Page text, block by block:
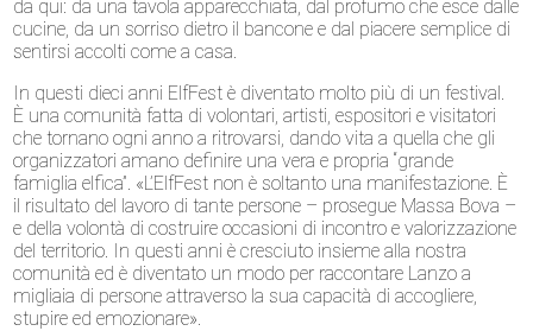
da qui: da una tavola apparecchiata, dal profumo che esce dalle
cucine, da un sorriso dietro il bancone e dal piacere semplice di
sentirsi accolti come a casa.
In questi dieci anni ElfFest è diventato molto più di un festival.
È una comunità fatta di volontari, artisti, espositori e visitatori
che tornano ogni anno a ritrovarsi, dando vita a quella che gli
organizzatori amano definire una vera e propria “grande
famiglia elfica”. «L’ElfFest non è soltanto una manifestazione. È
il risultato del lavoro di tante persone – prosegue Massa Bova –
e della volontà di costruire occasioni di incontro e valorizzazione
del territorio. In questi anni è cresciuto insieme alla nostra
comunità ed è diventato un modo per raccontare Lanzo a
migliaia di persone attraverso la sua capacità di accogliere,
stupire ed emozionare».